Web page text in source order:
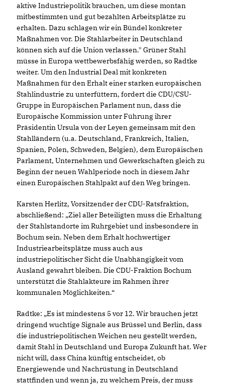
aktive Industriepolitik brauchen, um diese montan
mitbestimmten und gut bezahlten Arbeitsplätze zu
erhalten. Dazu schlagen wir ein Bündel konkreter
Maßnahmen vor. Die Stahlarbeiter in Deutschland
können sich auf die Union verlassen." Grüner Stahl
müsse in Europa wettbewerbsfähig werden, so Radtke
weiter. Um den Industrial Deal mit konkreten
Maßnahmen für den Erhalt einer starken europäischen
Stahlindustrie zu unterfüttern, fordert die CDU/CSU-
Gruppe in Europäischen Parlament nun, dass die
Europäische Kommission unter Führung ihrer
Präsidentin Ursula von der Leyen gemeinsam mit den
Stahlländern (u.a. Deutschland, Frankreich, Italien,
Spanien, Polen, Schweden, Belgien), dem Europäischen
Parlament, Unternehmen und Gewerkschaften gleich zu
Beginn der neuen Wahlperiode noch in diesem Jahr
einen Europäischen Stahlpakt auf den Weg bringen.
Karsten Herlitz, Vorsitzender der CDU-Ratsfraktion,
abschließend: „Ziel aller Beteiligten muss die Erhaltung
der Stahlstandorte im Ruhrgebiet und insbesondere in
Bochum sein. Neben dem Erhalt hochwertiger
Industriearbeitsplätze muss auch aus
industriepolitischer Sicht die Unabhängigkeit vom
Ausland gewahrt bleiben. Die CDU-Fraktion Bochum
unterstützt die Stahlakteure im Rahmen ihrer
kommunalen Möglichkeiten.“
Radtke: „Es ist mindestens 5 vor 12. Wir brauchen jetzt
dringend wuchtige Signale aus Brüssel und Berlin, dass
die industriepolitischen Weichen neu gestellt werden,
damit Stahl in Deutschland und Europa Zukunft hat. Wer
nicht will, dass China künftig entscheidet, ob
Energiewende und Nachrüstung in Deutschland
stattfinden und wenn ja, zu welchem Preis, der muss